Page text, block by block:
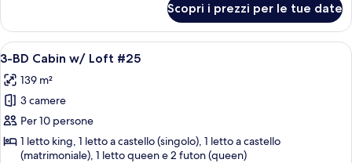
lago
Deluxe,
camere
letto,
vista
lago
Scopri i prezzi per le tue date
Apri
tutte
le
foto
per
3-
Una camera da letto con un letto a
10
3-BD Cabin w/ Loft #25
139 m²
3 camere
Per 10 persone
1 letto king, 1 letto a castello (singolo), 1 letto a castello
(matrimoniale), 1 letto queen e 2 futon (queen)